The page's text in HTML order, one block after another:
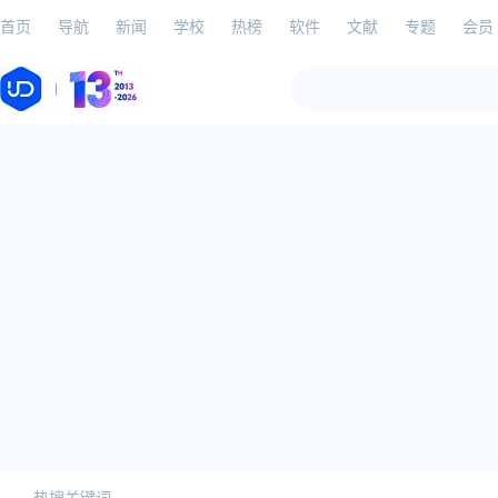
首页 导航 新闻 学校 热榜 软件 文献 专题 会员